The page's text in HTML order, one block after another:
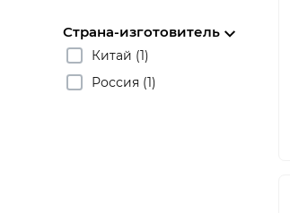
Страна-изготовитель
Китай (1)
Россия (1)